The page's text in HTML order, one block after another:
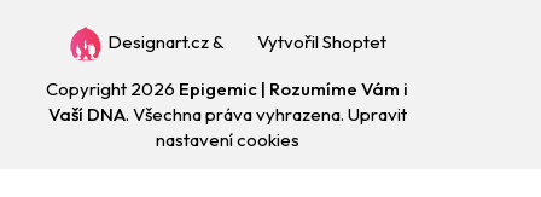
Designart.cz& Vytvořil Shoptet
Copyright 2026 Epigemic | Rozumíme Vám i
Vaší DNA. Všechna práva vyhrazena. Upravit
nastavení cookies